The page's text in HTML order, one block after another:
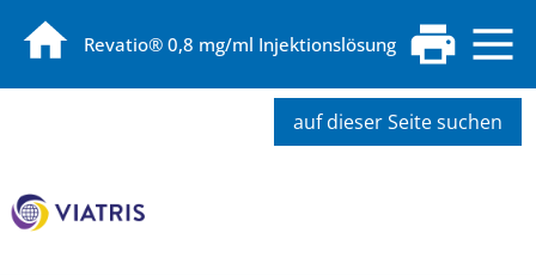
Revatio® 0,8 mg/ml Injektionslösung
auf dieser Seite suchen